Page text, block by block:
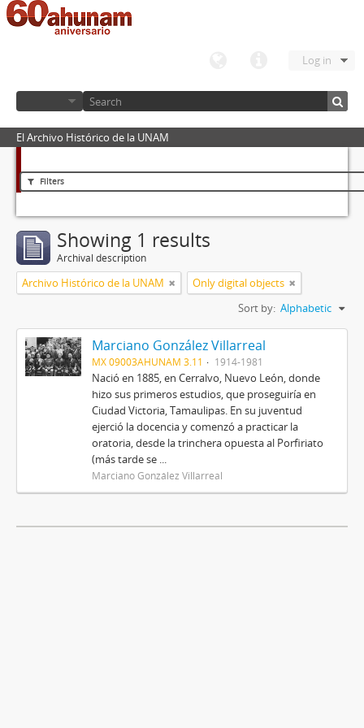
Log in
El Archivo Histórico de la UNAM
Filters
Showing 1 results
Archival description
Archivo Histórico de la UNAM
Only digital objects
Sort by: Alphabetic
Marciano González Villarreal
MX 09003AHUNAM 3.11 1914-1981
Nació en 1885, en Cerralvo, Nuevo León, donde
hizo sus primeros estudios, que proseguiría en
Ciudad Victoria, Tamaulipas. En su juventud
ejerció la docencia y comenzó a practicar la
oratoria, desde la trinchera opuesta al Porfiriato
(más tarde se ...
Marciano González Villarreal